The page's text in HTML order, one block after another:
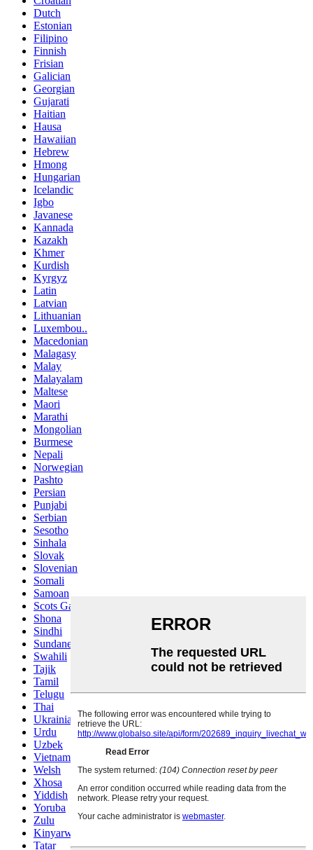
Dutch
Estonian
Filipino
Finnish
Frisian
Galician
Georgian
Gujarati
Haitian
Hausa
Hawaiian
Hebrew
Hmong
Hungarian
Icelandic
Igbo
Javanese
Kannada
Kazakh
Khmer
Kurdish
Kyrgyz
Latin
Latvian
Lithuanian
Luxembou..
Macedonian
Malagasy
Malay
Malayalam
Maltese
Maori
Marathi
Mongolian
Burmese
Nepali
Norwegian
Pashto
Persian
Punjabi
Serbian
Sesotho
Sinhala
Slovak
Slovenian
Somali
Samoan
Scots Gaelic
Shona
Sindhi
Sundanese
Swahili
Tajik
Tamil
Telugu
Thai
Ukrainian
Urdu
Uzbek
Vietnamese
Welsh
Xhosa
Yiddish
Yoruba
Zulu
Kinyarwanda
Tatar